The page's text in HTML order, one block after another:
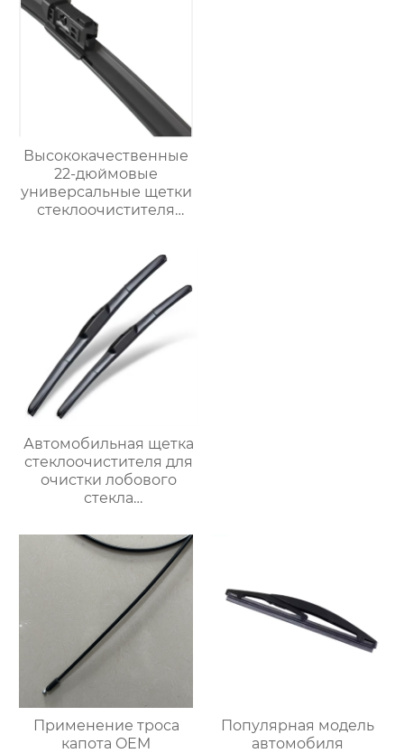
лобового стекла
Высококачественные
22-дюймовые
универсальные щетки
стеклоочистителя
Chevrolet Impala 2013-
2006
Автомобильная щетка
стеклоочистителя для
очистки лобового
стекла
многофункциональные
автомобильные щетки
стеклоочистителей
Применение троса
капота OEM
Популярная модель
автомобиля